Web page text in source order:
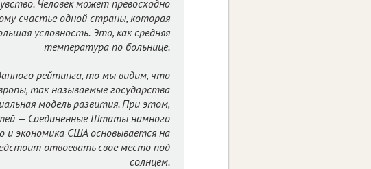
Человек может превосходно
счастье одной страны, которая
условность. Это, как средняя
температура по больнице.
рейтинга, то мы видим, что
так называемые государства
модель развития. При этом,
— Соединенные Штаты намного
и экономика США основывается на
отвоевать свое место под
солнцем.